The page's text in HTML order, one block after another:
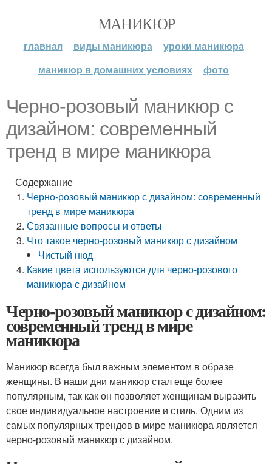
МАНИКЮР
главная виды маникюра
уроки маникюра
маникюр в домашних условиях
фото
Черно-розовый маникюр с
дизайном: современный
тренд в мире маникюра
Содержание
Черно-розовый маникюр с дизайном: современный
тренд в мире маникюра
Связанные вопросы и ответы
Что такое черно-розовый маникюр с дизайном
Чистый нюд
Какие цвета используются для черно-розового
маникюра с дизайном
Черно-розовый маникюр с дизайном:
современный тренд в мире
маникюра
Маникюр всегда был важным элементом в образе
женщины. В наши дни маникюр стал еще более
популярным, так как он позволяет женщинам выразить
свое индивидуальное настроение и стиль. Одним из
самых популярных трендов в мире маникюра является
черно-розовый маникюр с дизайном.